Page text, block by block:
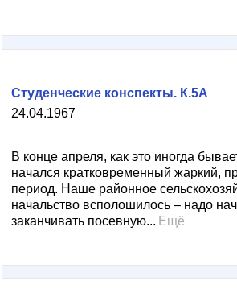
24.04.1967
Студенческие конспекты. К.5А
В конце апреля, как это иногда
начался кратковременный жаркий,
период. Наше районное
начальство всполошилось – надо
заканчивать посевную... Ещё